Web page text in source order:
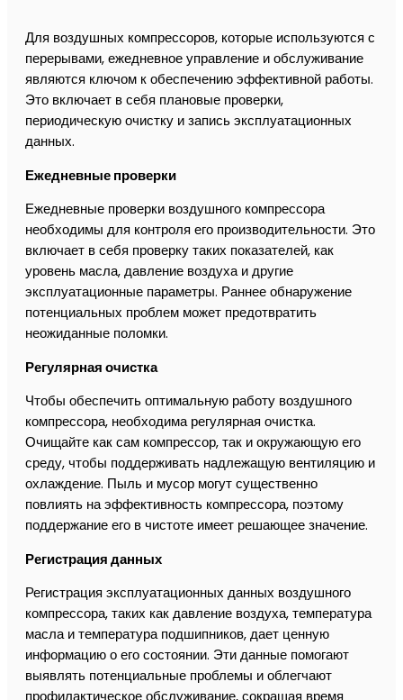
Для воздушных компрессоров, которые используются с
перерывами, ежедневное управление и обслуживание
являются ключом к обеспечению эффективной работы.
Это включает в себя плановые проверки,
периодическую очистку и запись эксплуатационных
данных.
Ежедневные проверки
Ежедневные проверки воздушного компрессора
необходимы для контроля его производительности. Это
включает в себя проверку таких показателей, как
уровень масла, давление воздуха и другие
эксплуатационные параметры. Раннее обнаружение
потенциальных проблем может предотвратить
неожиданные поломки.
Регулярная очистка
Чтобы обеспечить оптимальную работу воздушного
компрессора, необходима регулярная очистка.
Очищайте как сам компрессор, так и окружающую его
среду, чтобы поддерживать надлежащую вентиляцию и
охлаждение. Пыль и мусор могут существенно
повлиять на эффективность компрессора, поэтому
поддержание его в чистоте имеет решающее значение.
Регистрация данных
Регистрация эксплуатационных данных воздушного
компрессора, таких как давление воздуха, температура
масла и температура подшипников, дает ценную
информацию о его состоянии. Эти данные помогают
выявлять потенциальные проблемы и облегчают